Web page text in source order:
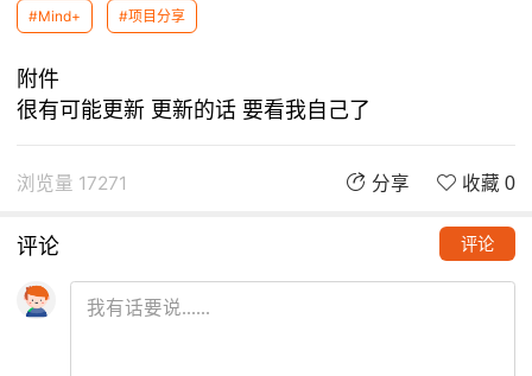
#Mind+ #项目分享
附件
很有可能更新 更新的话 要看我自己了
浏览量 17271 分享 收藏 0
评论 评论